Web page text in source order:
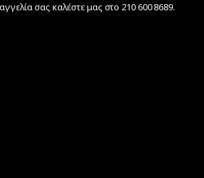
σας καλέστε μας στο 210 600 8689.